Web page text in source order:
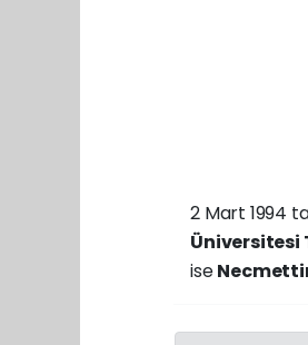
2 Mart 1994
Üniversitesi
ise